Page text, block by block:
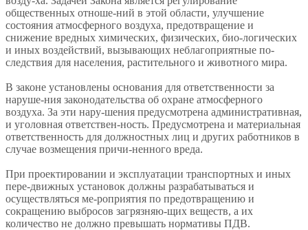
общественных отноше-ний в этой области, улучшение
состояния атмосферного воздуха, предотвращение и
снижение вредных химических, физических, био-логических
и иных воздействий, вызывающих неблагоприятные по-
следствия для населения, растительного и животного мира.
В законе установлены основания для ответственности за
наруше-ния законодательства об охране атмосферного
воздуха. За эти нару-шения предусмотрена административная,
и уголовная ответствен-ность. Предусмотрена и материальная
ответственность для должностных лиц и других работников в
случае возмещения причи-ненного вреда.
При проектировании и эксплуатации транспортных и иных
пере-движных установок должны разрабатываться и
осуществляться ме-роприятия по предотвращению и
сокращению выбросов загрязняю-щих веществ, а их
количество не должно превышать нормативы ПДВ.